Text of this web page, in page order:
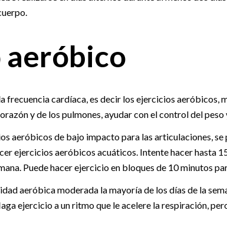
frecuencia cardíaca, es decir los ejercicios aeróbicos,
y de los pulmones, ayudar con el control del
aeróbicos de bajo impacto para las articulaciones, se
ejercicios aeróbicos acuáticos. Intente hacer hasta
Puede hacer ejercicio en bloques de 10 minutos
aeróbica moderada la mayoría de los días de la
ejercicio a un ritmo que le acelere la respiración,